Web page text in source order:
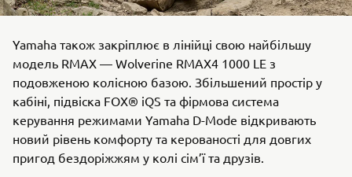
Yamaha також закріплює в лінійці свою найбільшу
модель RMAX — Wolverine RMAX4 1000 LE з
подовженою колісною базою. Збільшений простір у
кабіні, підвіска FOX® iQS та фірмова система
керування режимами Yamaha D-Mode відкривають
новий рівень комфорту та керованості для довгих
пригод бездоріжжям у колі сім’ї та друзів.